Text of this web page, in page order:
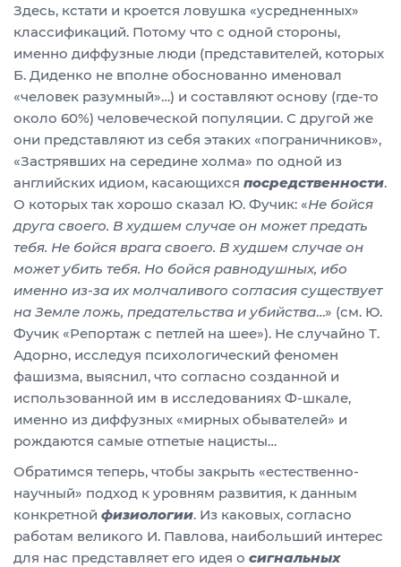
Здесь, кстати и кроется ловушка «усредненных»
классификаций. Потому что с одной стороны,
именно диффузные люди (представителей, которых
Б. Диденко не вполне обоснованно именовал
«человек разумный»…) и составляют основу (где-то
около 60%) человеческой популяции. С другой же
они представляют из себя этаких «пограничников»,
«Застрявших на середине холма» по одной из
английских идиом, касающихся посредственности.
О которых так хорошо сказал Ю. Фучик: «Не бойся
друга своего. В худшем случае он может предать
тебя. Не бойся врага своего. В худшем случае он
может убить тебя. Но бойся равнодушных, ибо
именно из-за их молчаливого согласия существует
на Земле ложь, предательства и убийства…» (см. Ю.
Фучик «Репортаж с петлей на шее»). Не случайно Т.
Адорно, исследуя психологический феномен
фашизма, выяснил, что согласно созданной и
использованной им в исследованиях Ф-шкале,
именно из диффузных «мирных обывателей» и
рождаются самые отпетые нацисты…
Обратимся теперь, чтобы закрыть «естественно-
научный» подход к уровням развития, к данным
конкретной физиологии. Из каковых, согласно
работам великого И. Павлова, наибольший интерес
для нас представляет его идея о сигнальных